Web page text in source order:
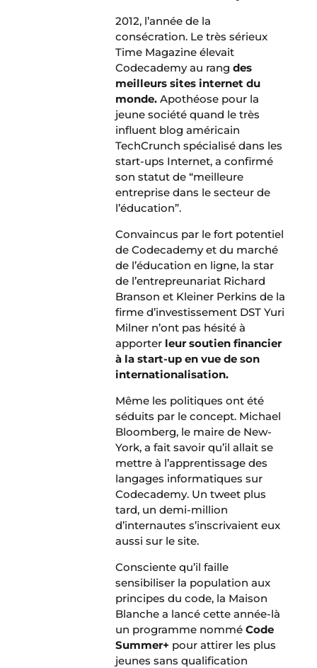
2012, l’année de la
consécration. Le très sérieux
Time Magazine élevait
Codecademy au rangdes
meilleurs sites internet du
monde.Apothéose pour la
jeune société quand le très
influent blog américain
TechCrunch spécialisé dans les
start-ups Internet, a confirmé
son statut de “meilleure
entreprise dans le secteur de
l’éducation”.
Convaincus par le fort potentiel
de Codecademy et du marché
de l’éducation en ligne, la star
de l’entrepreunariat Richard
Branson et Kleiner Perkins de la
firme d’investissement DST Yuri
Milner n’ont pas hésité à
apporter leur soutien financier
à la start-up en vue de son
internationalisation.
Même les politiques ont été
séduits par le concept. Michael
Bloomberg, le maire de New-
York, a fait savoir qu’il allait se
mettre à l’apprentissage des
langages informatiques sur
Codecademy. Un tweet plus
tard, un demi-million
d’internautes s’inscrivaient eux
aussi sur le site.
Consciente qu’il faille
sensibiliser la population aux
principes du code, la Maison
Blanche a lancé cette année-là
un programme nomméCode
Summer+ pour attirer les plus
jeunes sans qualification